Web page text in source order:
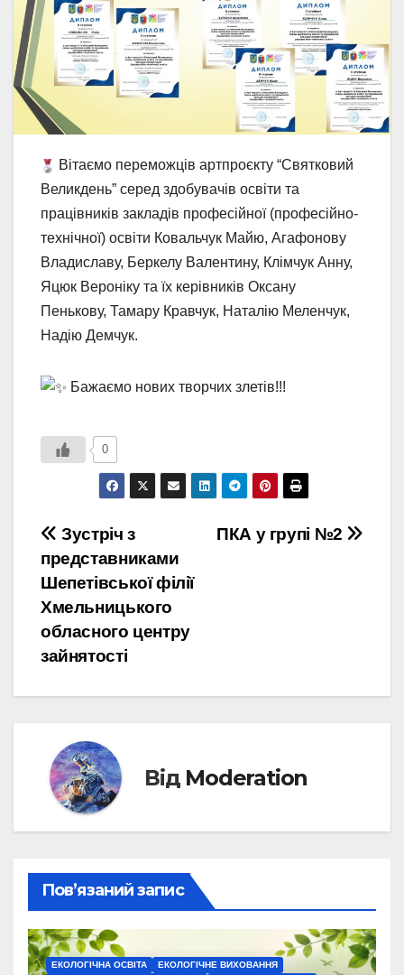
Вітаємо переможців артпроєкту “Святковий
Великдень” серед здобувачів освіти та
працівників закладів професійної (професійно-
технічної) освіти Ковальчук Майю, Агафонову
Владиславу, Беркелу Валентину, Клімчук Анну,
Яцюк Вероніку та їх керівників Оксану
Пенькову, Тамару Кравчук, Наталію Меленчук,
Надію Демчук.
Бажаємо нових творчих злетів!!!
0
Навігація
записів
ПКА у групі №2
Зустріч з
представниками
Шепетівської філії
Хмельницького
обласного центру
зайнятості
Від Moderation
Пов’язаний запис
ЕКОЛОГІЧНА ОСВІТА
ЕКОЛОГІЧНЕ ВИХОВАННЯ